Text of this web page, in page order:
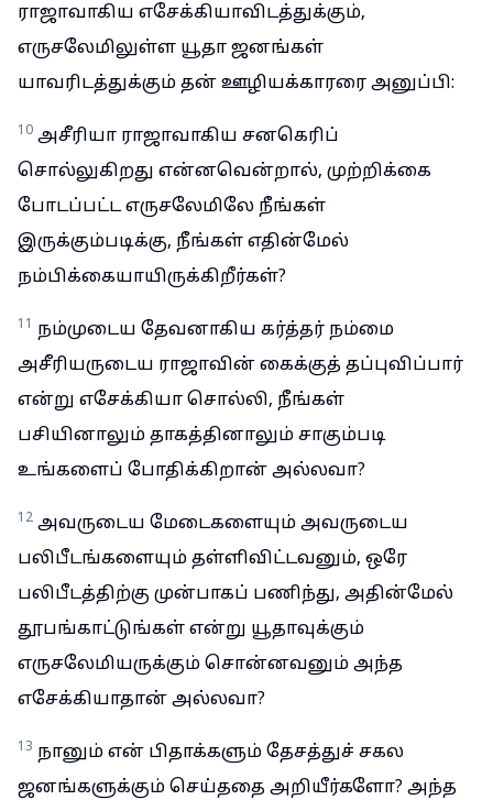
ராஜாவாகிய எசேக்கியாவிடத்துக்கும்,
எருசலேமிலுள்ள யூதா ஜனங்கள்
யாவரிடத்துக்கும் தன் ஊழியக்காரரை அனுப்பி:
10 அசீரியா ராஜாவாகிய சனகெரிப்
சொல்லுகிறது என்னவென்றால், முற்றிக்கை
போடப்பட்ட எருசலேமிலே நீங்கள்
இருக்கும்படிக்கு, நீங்கள் எதின்மேல்
நம்பிக்கையாயிருக்கிறீர்கள்?
11 நம்முடைய தேவனாகிய கர்த்தர் நம்மை
அசீரியருடைய ராஜாவின் கைக்குத் தப்புவிப்பார்
என்று எசேக்கியா சொல்லி, நீங்கள்
பசியினாலும் தாகத்தினாலும் சாகும்படி
உங்களைப் போதிக்கிறான் அல்லவா?
12 அவருடைய மேடைகளையும் அவருடைய
பலிபீடங்களையும் தள்ளிவிட்டவனும், ஒரே
பலிபீடத்திற்கு முன்பாகப் பணிந்து, அதின்மேல்
தூபங்காட்டுங்கள் என்று யூதாவுக்கும்
எருசலேமியருக்கும் சொன்னவனும் அந்த
எசேக்கியாதான் அல்லவா?
13 நானும் என் பிதாக்களும் தேசத்துச் சகல
ஜனங்களுக்கும் செய்ததை அறியீர்களோ? அந்த